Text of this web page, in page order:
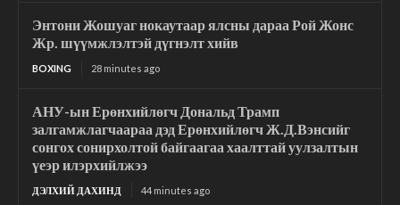
Энтони Жошуаг нокаутаар ялсны дараа Рой Жонс
Жр. шүүмжлэлтэй дүгнэлт хийв
BOXING 28 minutes ago
АНУ-ын Ерөнхийлөгч Дональд Трамп
залгамжлагчаараа дэд Ерөнхийлөгч Ж.Д.Вэнсийг
сонгох сонирхолтой байгаагаа хаалттай уулзалтын
үеэр илэрхийлжээ
ДЭЛХИЙ ДАХИНД 44 minutes ago